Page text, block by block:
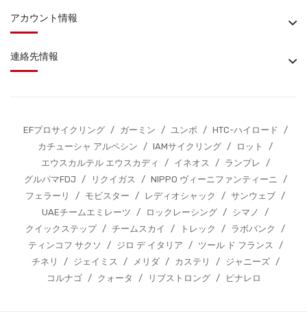
アカウント情報
連絡先情報
EFプロサイクリング / ガーミン / ユンボ / HTC-ハイロード
/
カチューシャ アルペシン
/ IAMサイクリング / ロット
/
エウスカルテル エウスカディ
/ イネオス / ランプレ
/
グルパマFDJ
/ リクイガス / NIPPO ヴィーニファンティーニ
/
フェラーリ
/ モビスター / レディオシャック / サンウェブ /
UAEチームエミレーツ
/ ロックレーシング / シマノ
/
クイックステップ / チームスカイ / トレック / ラボバンク
/
ティンコフ サクソ
/ ジロ デ イタリア / ツール ド フランス
/
チネリ
/ ジェイミス / メリダ / カステリ / ジャニーズ
/
コルナゴ
/ クォータ / リブストロング / ピナレロ